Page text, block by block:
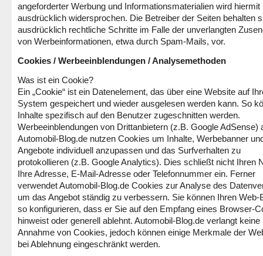
angeforderter Werbung und Informationsmaterialien wird hiermit
ausdrücklich widersprochen. Die Betreiber der Seiten behalten
ausdrücklich rechtliche Schritte im Falle der unverlangten
von Werbeinformationen, etwa durch Spam-Mails, vor.
Cookies / Werbeeinblendungen / Analysemethoden
Was ist ein Cookie?
Ein „Cookie“ ist ein Datenelement, das über eine Website auf
System gespeichert und wieder ausgelesen werden kann. So
Inhalte spezifisch auf den Benutzer zugeschnitten werden.
Werbeeinblendungen von Drittanbietern (z.B. Google AdSense)
Automobil-Blog.de nutzen Cookies um Inhalte, Werbebanner
Angebote individuell anzupassen und das Surfverhalten zu
protokollieren (z.B. Google Analytics). Dies schließt nicht Ihren
Ihre Adresse, E-Mail-Adresse oder Telefonnummer ein. Ferner
verwendet Automobil-Blog.de Cookies zur Analyse des
um das Angebot ständig zu verbessern. Sie können Ihren Web-
so konfigurieren, dass er Sie auf den Empfang eines Browser-
hinweist oder generell ablehnt. Automobil-Blog.de verlangt keine
Annahme von Cookies, jedoch können einige Merkmale der
bei Ablehnung eingeschränkt werden.